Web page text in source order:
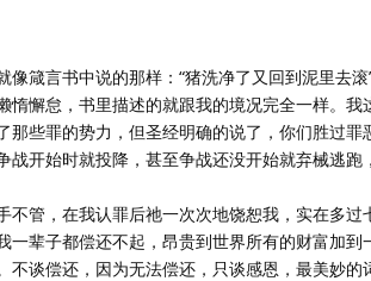
箴言书中说的那样：“猪洗净了又回到泥里去滚
懈怠，书里描述的就跟我的境况完全一样。我
些罪的势力，但圣经明确的说了，你们胜过罪
开始时就投降，甚至争战还没开始就弃械逃跑
管，在我认罪后祂一次次地饶恕我，实在多过
辈子都偿还不起，昂贵到世界所有的财富加到
谈偿还，因为无法偿还，只谈感恩，最美妙的